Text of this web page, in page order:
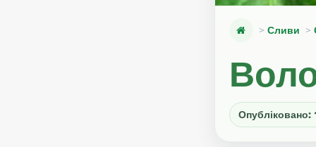
Сливи
Опубліковано: